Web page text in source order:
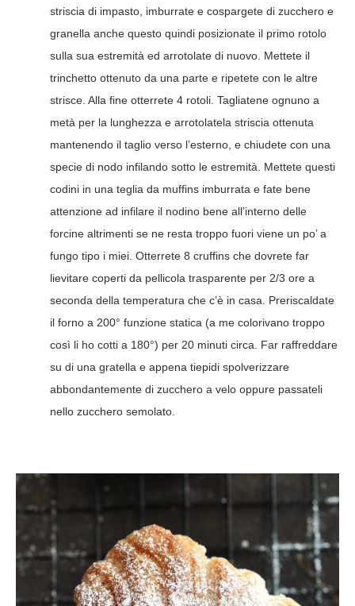
striscia di impasto, imburrate e cospargete di zucchero e
granella anche questo quindi posizionate il primo rotolo
sulla sua estremità ed arrotolate di nuovo. Mettete il
trinchetto ottenuto da una parte e ripetete con le altre
strisce. Alla fine otterrete 4 rotoli. Tagliatene ognuno a
metà per la lunghezza e arrotolatela striscia ottenuta
mantenendo il taglio verso l’esterno, e chiudete con una
specie di nodo infilando sotto le estremità. Mettete questi
codini in una teglia da muffins imburrata e fate bene
attenzione ad infilare il nodino bene all’interno delle
forcine altrimenti se ne resta troppo fuori viene un po’ a
fungo tipo i miei. Otterrete 8 cruffins che dovrete far
lievitare coperti da pellicola trasparente per 2/3 ore a
seconda della temperatura che c’è in casa. Preriscaldate
il forno a 200° funzione statica (a me colorivano troppo
così li ho cotti a 180°) per 20 minuti circa. Far raffreddare
su di una gratella e appena tiepidi spolverizzare
abbondantemente di zucchero a velo oppure passateli
nello zucchero semolato.